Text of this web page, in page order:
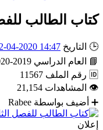
كتاب الطالب
🕒 التاريخ 14:47 2020-04-02
📘
العام الدراسي 2019-2020
🆔 رقم الملف 11567
👁 المشاهدات 21,154
➕ أضيف بواسطة Rabee
إعلان